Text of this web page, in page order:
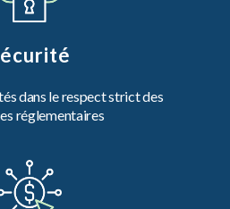
dans le respect strict des
réglementaires